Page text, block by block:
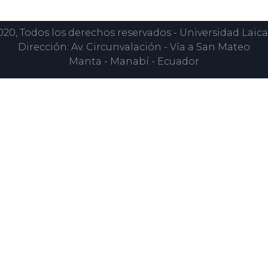
Todos los derechos reservados - Universidad
Dirección: Av. Circunvalación - Vía a San Mateo
Manta - Manabí - Ecuador